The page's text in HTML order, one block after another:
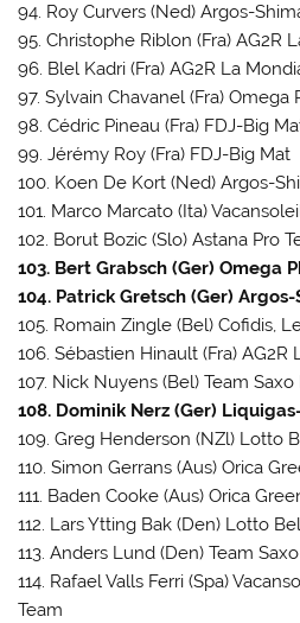
94. Roy Curvers (Ned) Argos-
95. Christophe Riblon (Fra) AG2R
96. Blel Kadri (Fra) AG2R La
97. Sylvain Chavanel (Fra) Omega
98. Cédric Pineau (Fra) FDJ-Big
99. Jérémy Roy (Fra) FDJ-Big Mat
100. Koen De Kort (Ned) Argos-
101. Marco Marcato (Ita)
102. Borut Bozic (Slo) Astana Pro
103. Bert Grabsch (Ger) Omega
104. Patrick Gretsch (Ger)
105. Romain Zingle (Bel) Cofidis,
106. Sébastien Hinault (Fra) AG2R
107. Nick Nuyens (Bel) Team
108. Dominik Nerz (Ger)
109. Greg Henderson (NZl) Lotto
110. Simon Gerrans (Aus) Orica
111. Baden Cooke (Aus) Orica
112. Lars Ytting Bak (Den) Lotto
113. Anders Lund (Den) Team
114. Rafael Valls Ferri (Spa)
Team